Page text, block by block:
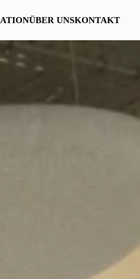
ÜBER UNSKONTAKT